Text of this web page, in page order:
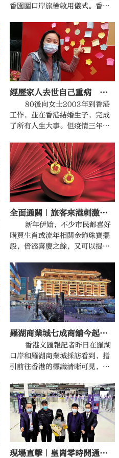
香園圍口岸旅檢啟用儀式。香港
香港已經完全準備好迎接內地旅
客。
經歷家人去世自己重病 港人嘆：三年一夢 回家真好
80後向女士2003年到香港
工作，並在香港結婚生子，完成
了所有人生大事。但疫情三年，
時刻。
全面通關｜旅客來港刺激消費 金舖盼生意升兩成
新年伊始，不少市民都喜好
購買生肖或流年相關金飾珠寶擺
設，倍添喜慶之餘，又可以提升
文匯報表示，防疫措施放寬加上
疫情受控，今年農曆新年市面氣
氛較往年熱鬧，市民都紛紛外出
辦年貨，更願意為拜年聚會添購
首飾打扮一番。內地客亦是本港
金飾的大客，他們來港遊玩順便
買金飾珠寶自用或送禮，內地與
香港自1月初復常通關，陸續有內
地客重臨，由於仍有每日配額限
制，未見大量遊客或「大豪客」
關，業界估計稍後才會迎來更多
內地客來港，銷售額有望增長兩
成。
羅湖商業城七成商舖今起迎客
香港文匯報記者昨日在羅湖
口岸和羅湖商業城採訪看到，指
引前往香港的標識清晰可見，分
城約七成商舖已復業或者準備今
日復業迎接過關旅客。
現場直擊｜皇崗零時開通 首位旅客：趕着到深圳玩